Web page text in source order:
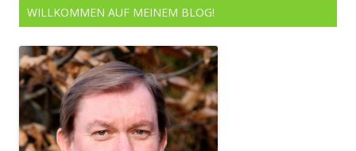
WILLKOMMEN AUF MEINEM BLOG!